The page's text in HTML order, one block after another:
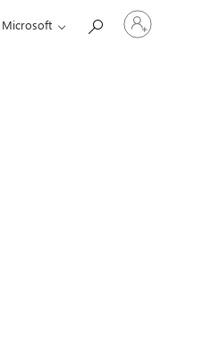
Microsoft
登
入